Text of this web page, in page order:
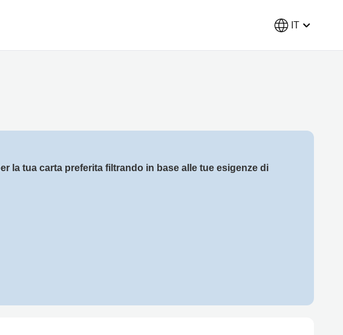
IT
la tua carta preferita filtrando in base alle tue esigenze di